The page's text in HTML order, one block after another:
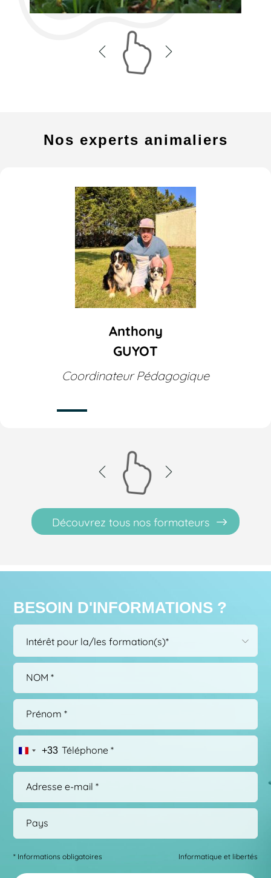
Nos experts animaliers
Anthony
GUYOT
Coordinateur Pédagogique
Découvrez tous nos formateurs
BESOIN D'INFORMATIONS ?
Choisissez
dans
la
liste*
Intérêt pour la/les formation(s)*
+33
* Informations obligatoires Informatique et libertés